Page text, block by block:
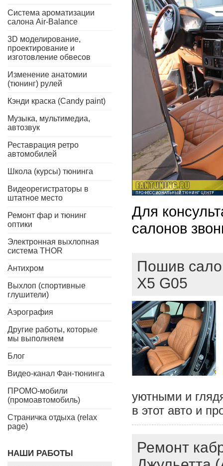
Система ароматизации
салона Air-Balance
3D моделирование,
проектирование и
изготовление обвесов
Изменение анатомии
(тюнинг) рулей
Кэнди краска (Candy paint)
Музыка, мультимедиа,
автозвук
Реставрация ретро
автомобилей
Школа (курсы) тюнинга
Видеорегистраторы в
штатное место
Ремонт фар и тюнинг
оптики
Электронная выхлопная
система THOR
Антихром
Выхлоп (спортивные
глушители)
Аэрография
Другие работы, которые
мы выполняем
Блог
Видео-канал Фан-тюнинга
ПРОМО-мобили
(промоавтомобиль)
Страничка отдыха (relax
page)
НАШИ РАБОТЫ
Для
салонов
Пошив
X5 G05
уютными и
в этот авто и
Ремонт